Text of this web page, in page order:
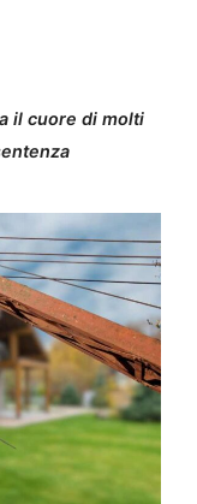
il cuore di molti